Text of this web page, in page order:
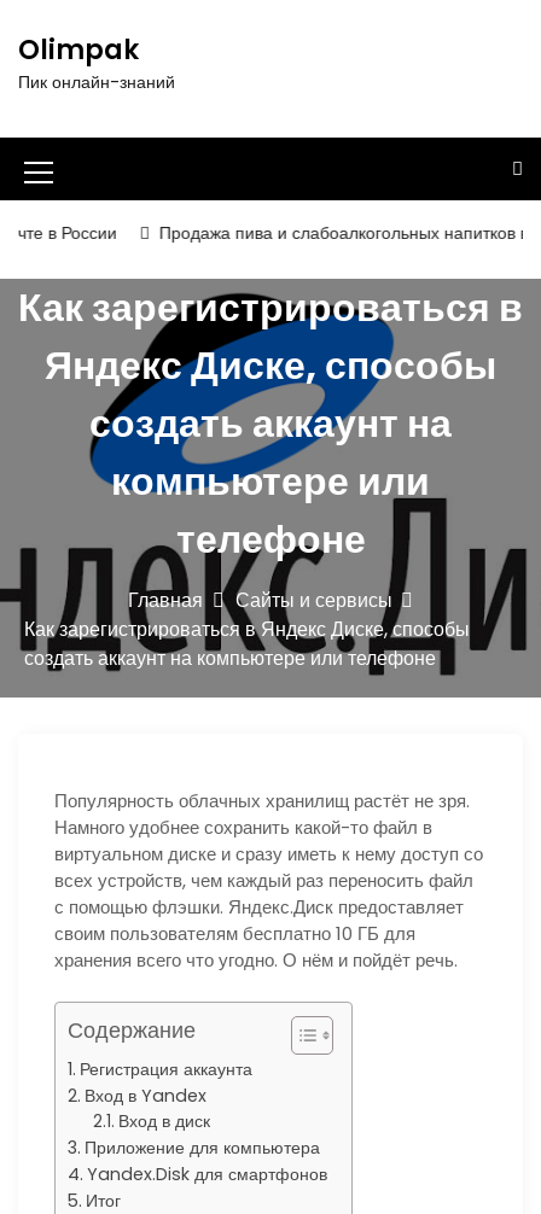
т
к
д
Olimpak
Пик онлайн-знаний
И
к
о
н
а
ю
Продажа пива и слабоалкогольных напитков в 2026
Как зарегистрироваться в
Яндекс Диске, способы
создать аккаунт на
компьютере или
телефоне
Главная
Сайты и сервисы
Как зарегистрироваться в Яндекс Диске, способы
создать аккаунт на компьютере или телефоне
Популярность облачных хранилищ растёт не зря.
Намного удобнее сохранить какой-то файл в
виртуальном диске и сразу иметь к нему доступ со
всех устройств, чем каждый раз переносить файл
с помощью флэшки. Яндекс.Диск предоставляет
своим пользователям бесплатно 10 ГБ для
хранения всего что угодно. О нём и пойдёт речь.
Содержание
Регистрация аккаунта
Вход в Yandex
Вход в диск
Приложение для компьютера
Yandex.Disk для смартфонов
Итог